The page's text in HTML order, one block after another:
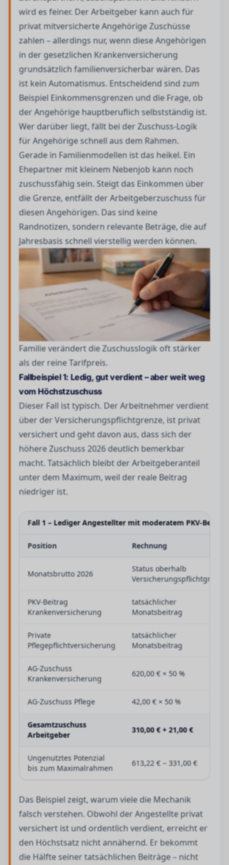
wird es feiner. Der Arbeitgeber kann auch für
privat mitversicherte Angehörige Zuschüsse
zahlen – allerdings nur, wenn diese Angehörigen
in der gesetzlichen Krankenversicherung
grundsätzlich familienversicherbar wären. Das
ist kein Automatismus. Entscheidend sind zum
Beispiel Einkommensgrenzen und die Frage, ob
der Angehörige hauptberuflich selbstständig ist.
Wer darüber liegt, fällt bei der Zuschuss-Logik
für Angehörige schnell aus dem Rahmen.
Gerade in Familienmodellen ist das heikel. Ein
Ehepartner mit kleinem Nebenjob kann noch
zuschussfähig sein. Steigt das Einkommen über
die Grenze, entfällt der Arbeitgeberzuschuss für
diesen Angehörigen. Das sind keine
Randnotizen, sondern relevante Beträge, die auf
Jahresbasis schnell vierstellig werden können.
Familie verändert die Zuschusslogik oft stärker
als der reine Tarifpreis.
Fallbeispiel 1: Ledig, gut verdient – aber weit weg
vom Höchstzuschuss
Dieser Fall ist typisch. Der Arbeitnehmer verdient
über der Versicherungspflichtgrenze, ist privat
versichert und geht davon aus, dass sich der
höhere Zuschuss 2026 deutlich bemerkbar
macht. Tatsächlich bleibt der Arbeitgeberanteil
unter dem Maximum, weil der reale Beitrag
niedriger ist.
Fall 1 – Lediger Angestellter mit moderatem PKV-Beitrag
Position Rechnung
Monatsbrutto 2026
Status oberhalb
Versicherungspflichtgrenze
PKV-Beitrag
Krankenversicherung
tatsächlicher
Monatsbeitrag
Private
Pflegepflichtversicherung
tatsächlicher
Monatsbeitrag
AG-Zuschuss
Krankenversicherung
620,00 € × 50 %
AG-Zuschuss Pflege 42,00 € × 50 %
Gesamtzuschuss
Arbeitgeber
310,00 € + 21,00 €
Ungenutztes Potenzial
bis zum Maximalrahmen
613,22 € − 331,00 €
Das Beispiel zeigt, warum viele die Mechanik
falsch verstehen. Obwohl der Angestellte privat
versichert ist und ordentlich verdient, erreicht er
den Höchstsatz nicht annähernd. Er bekommt
die Hälfte seiner tatsächlichen Beiträge – nicht